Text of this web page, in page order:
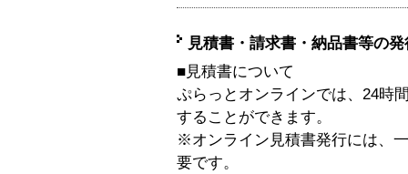
見積書・請求書・納品書等の
■見積書について
ぷらっとオンラインでは、24時
することができます。
※オンライン見積書発行には、
要です。